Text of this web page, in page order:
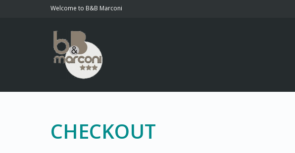
Welcome to B&B Marconi
CHECKOUT